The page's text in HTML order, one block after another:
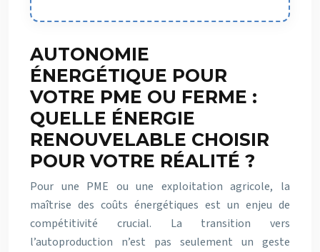
AUTONOMIE
ÉNERGÉTIQUE POUR
VOTRE PME OU FERME :
QUELLE ÉNERGIE
RENOUVELABLE CHOISIR
POUR VOTRE RÉALITÉ ?
Pour une PME ou une exploitation agricole, la
maîtrise des coûts énergétiques est un enjeu de
compétitivité crucial. La transition vers
l’autoproduction n’est pas seulement un geste